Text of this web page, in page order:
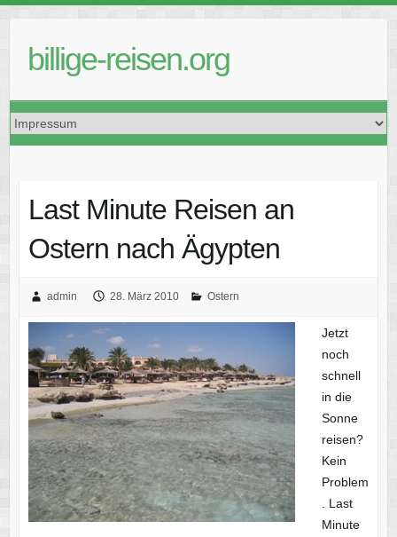
contentbillige-reisen.org
Last Minute Reisen an
Ostern nach Ägypten
admin 28. März 2010 Ostern
Jetzt
noch
schnell
in die
Sonne
reisen?
Kein
Problem
. Last
Minute